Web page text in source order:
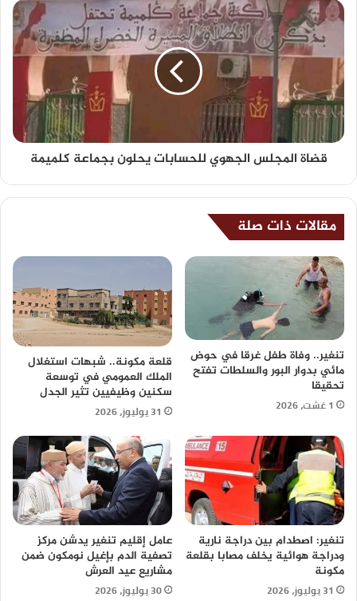
قضاة المجلس الجهوي للحسابات يحلون بجماعة كلميمة
مقالات ذات صلة
تنغير.. وفاة طفل غرقا في حوض
مائي بدوار البور والسلطات تفتح
تحقيقا
1 غشت، 2026
قلعة مكونة.. شبهات استغلال
الملك العمومي في توسعة
سكنين وظيفيين تثير الجدل
31 يوليوز، 2026
تنغير: اصطدام بين دراجة نارية
ودراجة هوائية يخلف مصابا بقلعة
مكونة
31 يوليوز، 2026
عامل إقليم تنغير يدشن مركز
تصفية الدم بإغيل نومكون ضمن
مشاريع عيد العرش
30 يوليوز، 2026